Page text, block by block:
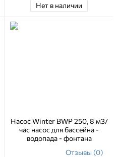
Нет в наличии
Насос Winter BWP 250, 8 м3/
час насос для бассейна -
водопада - фонтана
Отзывы (0)